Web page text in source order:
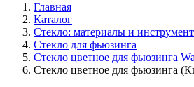
Главная
Каталог
Стекло: материалы и инструмент
Стекло для фьюзинга
Стекло цветное для фьюзинга
Стекло цветное для фьюзинга